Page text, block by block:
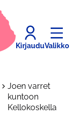
KirjauduValikko
Joen varret
kuntoon
Kellokoskella